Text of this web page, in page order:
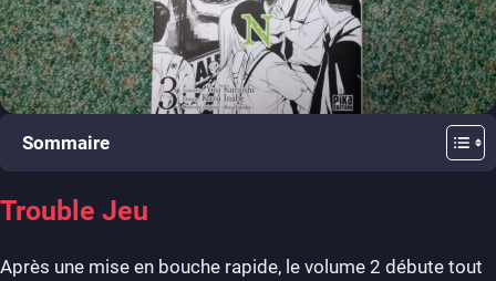
Sommaire
Trouble Jeu
Après une mise en bouche rapide, le volume 2 débute tout